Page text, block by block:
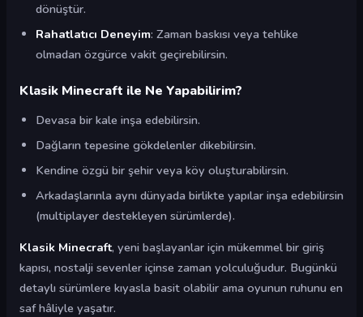
dönüştür.
Rahatlatıcı Deneyim: Zaman baskısı veya tehlike
olmadan özgürce vakit geçirebilirsin.
Klasik Minecraft ile Ne Yapabilirim?
Devasa bir kale inşa edebilirsin.
Dağların tepesine gökdelenler dikebilirsin.
Kendine özgü bir şehir veya köy oluşturabilirsin.
Arkadaşlarınla aynı dünyada birlikte yapılar inşa edebilirsin
(multiplayer destekleyen sürümlerde).
Klasik Minecraft, yeni başlayanlar için mükemmel bir giriş
kapısı, nostalji sevenler içinse zaman yolculuğudur. Bugünkü
detaylı sürümlere kıyasla basit olabilir ama oyunun ruhunu en
saf hâliyle yaşatır.